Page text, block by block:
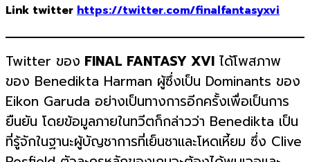
Link twitter https://twitter.com/finalfantasyxvi
Twitter ของ FINAL FANTASY XVI ได้โพสภาพ
ของ Benedikta Harman ผู้ซึ่งเป็น Dominants ของ
Eikon Garuda อย่างเป็นทางการอีกครั้งเพื่อเป็นการ
ยืนยัน โดยข้อมูลภายในทวีตก็กล่าวว่า Benedikta เป็น
ที่รู้จักในฐานะผู้บัญชาการที่เย็นชาและโหดเหี้ยม ซึ่ง Clive